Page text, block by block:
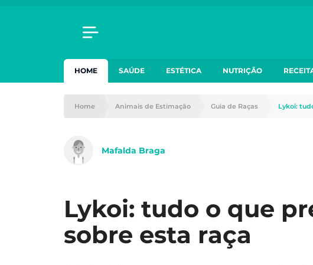
HOME SAÚDE ESTÉTICA NUTRIÇÃO
Home Animais de Estimação Guia de Raças Lykoi:
Mafalda Braga
Lykoi: tudo o que
sobre esta raça